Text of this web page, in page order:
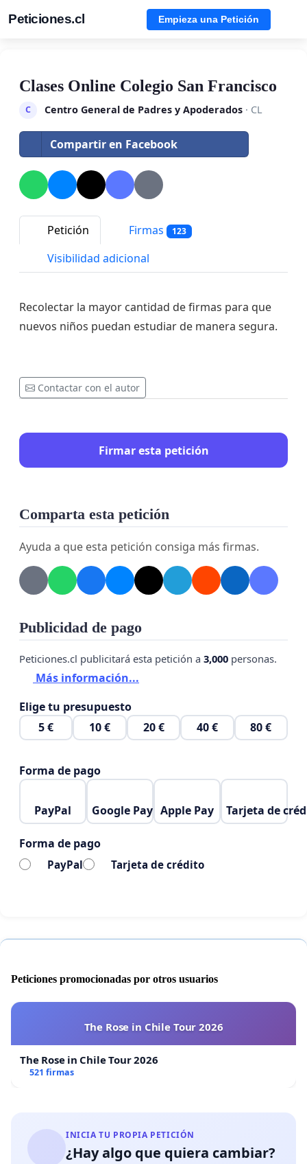
Peticiones.cl Empieza una Petición
Clases Online Colegio San Francisco
C Centro General de Padres y Apoderados· CL
Compartir en Facebook
Petición Firmas 123
Visibilidad adicional
Recolectar la mayor cantidad de firmas para que
nuevos niños puedan estudiar de manera segura.
Contactar con el autor
Firmar esta petición
Comparta esta petición
Ayuda a que esta petición consiga más firmas.
Publicidad de pago
Peticiones.cl publicitará esta petición a 3,000 personas.
Más información...
Elige tu presupuesto
5 €
10 € 20 € 40 € 80 €
Forma de pago
PayPal Google Pay Apple Pay Tarjeta de
Forma de pago
PayPal Tarjeta de crédito
Peticiones promocionadas por otros usuarios
The Rose in Chile Tour 2026
The Rose in Chile Tour 2026
521 firmas
INICIA TU PROPIA PETICIÓN
¿Hay algo que quiera cambiar?